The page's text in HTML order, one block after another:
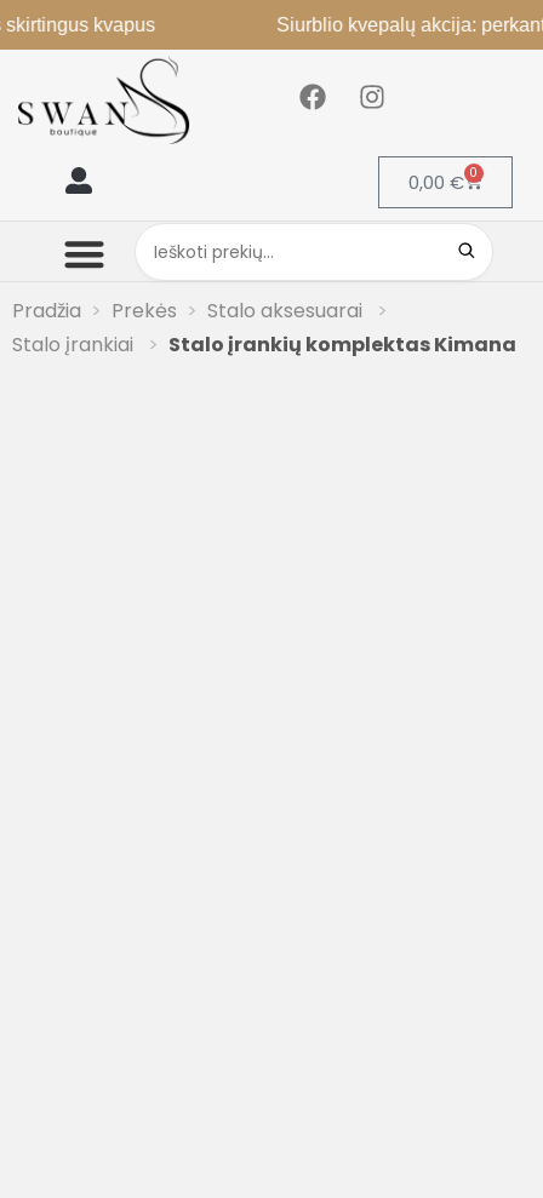
kvapus Siurblio kvepalų akcija: perkant 2, 3-
0,00 € 0
Pradžia Prekės
Stalo aksesuarai
Stalo įrankiai
Stalo įrankių komplektas Kimana